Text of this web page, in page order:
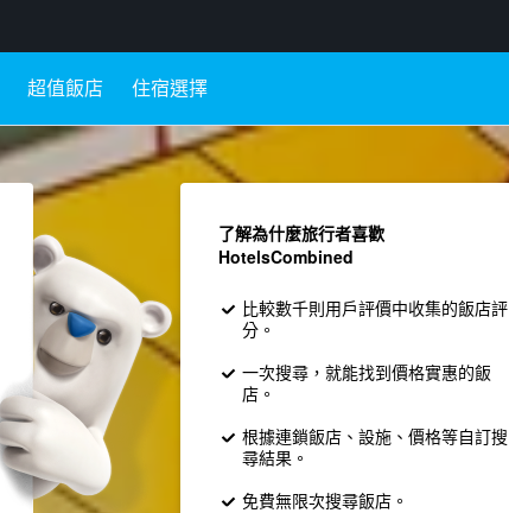
超值飯店 住宿選擇
了解為什麼旅行者喜歡
HotelsCombined
比較數千則用戶評價中收集的飯店評
分。
一次搜尋，就能找到價格實惠的飯
店。
根據連鎖飯店、設施、價格等自訂搜
尋結果。
免費無限次搜尋飯店。